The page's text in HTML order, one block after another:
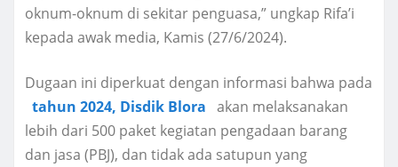
oknum-oknum di sekitar penguasa,” ungkap Rifa’i
kepada awak media, Kamis (27/6/2024).
Dugaan ini diperkuat dengan informasi bahwa pada
tahun 2024, Disdik Blora akan melaksanakan
lebih dari 500 paket kegiatan pengadaan barang
dan jasa (PBJ), dan tidak ada satupun yang